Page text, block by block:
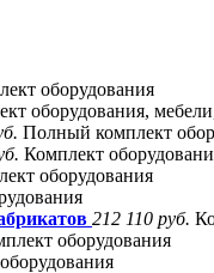
оборудования
оборудования,
Полный комплект
Комплект
оборудования
212 110 руб.
оборудования